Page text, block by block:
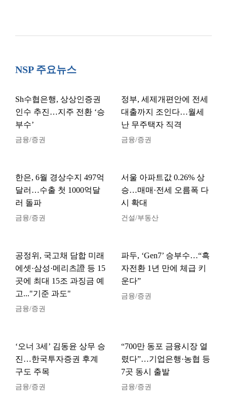
NSP 주요뉴스
Sh수협은행, 상상인증권
인수 추진…지주 전환 ‘승
부수’
금융/증권
정부, 세제개편안에 전세
대출까지 조인다…월세
난 무주택자 직격
금융/증권
한은, 6월 경상수지 497억
달러…수출 첫 1000억달
러 돌파
금융/증권
서울 아파트값 0.26% 상
승…매매·전세 오름폭 다
시 확대
건설/부동산
공정위, 국고채 담합 미래
에셋·삼성·메리츠證 등 15
곳에 최대 15조 과징금 예
고..."기준 과도"
금융/증권
파두, ‘Gen7’ 승부수…“흑
자전환 1년 만에 체급 키
운다”
금융/증권
‘오너 3세’ 김동윤 상무 승
진…한국투자증권 후계
구도 주목
금융/증권
“700만 동포 금융시장 열
렸다”…기업은행·농협 등
7곳 동시 출발
금융/증권